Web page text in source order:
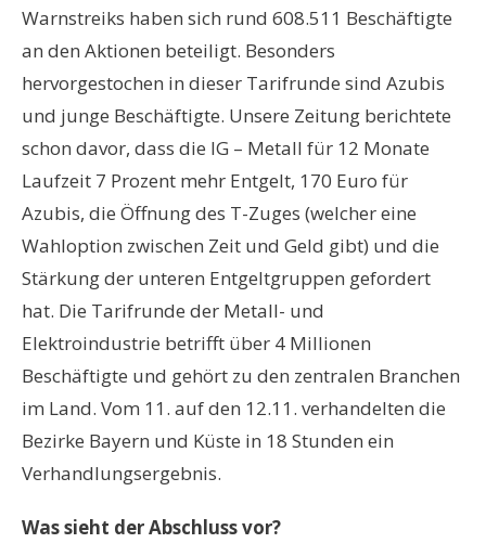
Warnstreiks haben sich rund 608.511 Beschäftigte
an den Aktionen beteiligt. Besonders
hervorgestochen in dieser Tarifrunde sind Azubis
und junge Beschäftigte. Unsere Zeitung berichtete
schon davor, dass die IG – Metall für 12 Monate
Laufzeit 7 Prozent mehr Entgelt, 170 Euro für
Azubis, die Öffnung des T-Zuges (welcher eine
Wahloption zwischen Zeit und Geld gibt) und die
Stärkung der unteren Entgeltgruppen gefordert
hat. Die Tarifrunde der Metall- und
Elektroindustrie betrifft über 4 Millionen
Beschäftigte und gehört zu den zentralen Branchen
im Land. Vom 11. auf den 12.11. verhandelten die
Bezirke Bayern und Küste in 18 Stunden ein
Verhandlungsergebnis.
Was sieht der Abschluss vor?